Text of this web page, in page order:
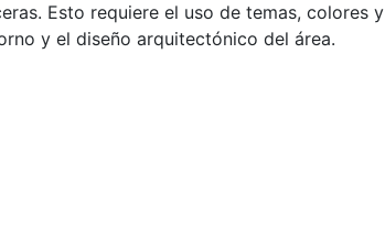
Esto requiere el uso de temas, colores y
y el diseño arquitectónico del área.